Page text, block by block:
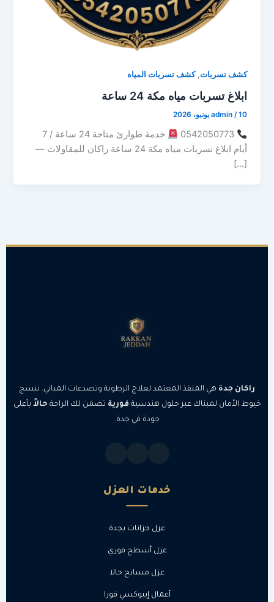
كشف تسربات,كشف تسربات المياه
ابلاغ تسربات مياه مكة 24 ساعة
admin /10 يونيو، 2026
خدمة طوارئ متاحة 24 ساعة / 7
أيام ابلاغ تسربات مياه مكة 24 ساعة راكان للمقاولات —
[…]
راكان جدة هي المنقذ المعتمد لعلاج الرطوبة وتصدعات المباني. ننسج
خيوط الأمان لمبناك عبر حلول هندسية فورية تضمن لك الراحة حالاً بأعلى
جودة في جدة.
خدمات العزل
عزل خزانات بجدة
عزل أسطح فوري
عزل مسابح حالا
أعمال إيبوكسي فورا